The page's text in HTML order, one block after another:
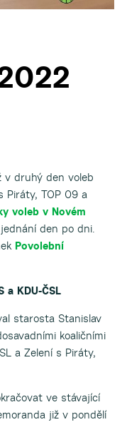
v druhý den voleb
Piráty, TOP 09 a
voleb v Novém
den po dni.
Povolební
a KDU-ČSL
starosta Stanislav
koaličními
a Zelení s Piráty,
ve stávající
již v pondělí